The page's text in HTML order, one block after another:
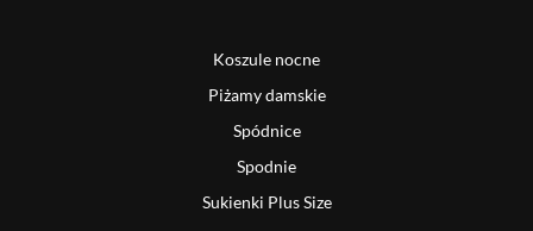
Koszule nocne
Piżamy damskie
Spódnice
Spodnie
Sukienki Plus Size